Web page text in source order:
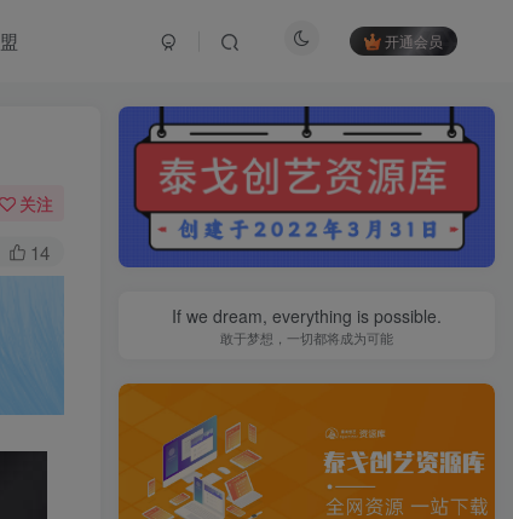
开通会员
关注
14
If we dream, everything is possible.
敢于梦想，一切都将成为可能